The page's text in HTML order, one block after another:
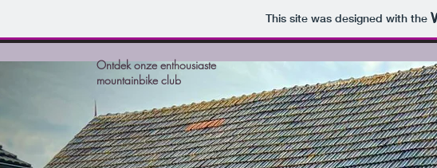
This site was designed with the
Ontdek onze enthousiaste
mountainbike club